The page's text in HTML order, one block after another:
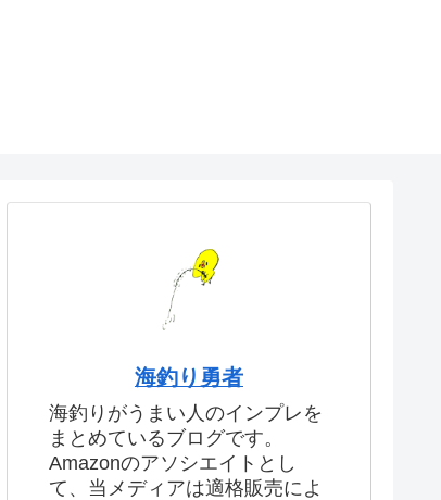
海釣り勇者
海釣りがうまい人のインプレを
まとめているブログです。
Amazonのアソシエイトとし
て、当メディアは適格販売によ